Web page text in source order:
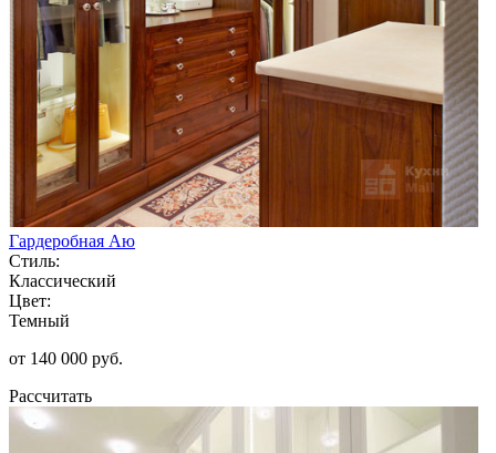
Гардеробная Аю
Стиль:
Классический
Цвет:
Темный
от 140 000 руб.
Рассчитать